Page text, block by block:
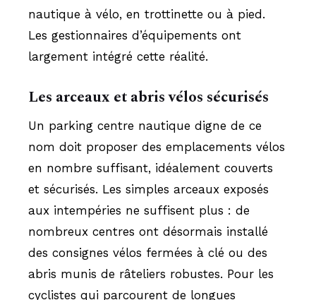
nautique à vélo, en trottinette ou à pied.
Les gestionnaires d’équipements ont
largement intégré cette réalité.
Les arceaux et abris vélos sécurisés
Un parking centre nautique digne de ce
nom doit proposer des emplacements vélos
en nombre suffisant, idéalement couverts
et sécurisés. Les simples arceaux exposés
aux intempéries ne suffisent plus : de
nombreux centres ont désormais installé
des consignes vélos fermées à clé ou des
abris munis de râteliers robustes. Pour les
cyclistes qui parcourent de longues